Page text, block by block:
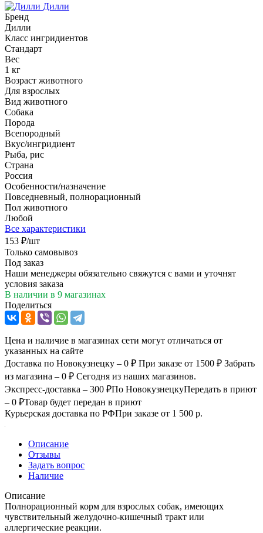
Дилли
Бренд
Дилли
Класс ингридиентов
Стандарт
Вес
1 кг
Возраст животного
Для взрослых
Вид животного
Собака
Порода
Всепородный
Вкус/ингридиент
Рыба, рис
Страна
Россия
Особенности/назначение
Повседневный, полнорационный
Пол животного
Любой
Все характеристики
153 ₽/шт
Только самовывоз
Под заказ
Наши менеджеры обязательно свяжутся с вами и уточнят
условия заказа
В наличии в 9 магазинах
Поделиться
Цена и наличие в магазинах сети могут отличаться от
указанных на сайте
Доставка по Новокузнецку – 0 ₽ При заказе от 1500 ₽ Забрать
из магазина – 0 ₽ Сегодня из наших магазинов.
Экспресс-доставка – 300 ₽По НовокузнецкуПередать в приют
– 0 ₽Товар будет передан в приют
Курьерская доставка по РФПри заказе от 1 500 р.
Описание
Отзывы
Задать вопрос
Наличие
Описание
Полнорационный корм для взрослых собак, имеющих
чувствительный желудочно-кишечный тракт или
аллергические реакции.